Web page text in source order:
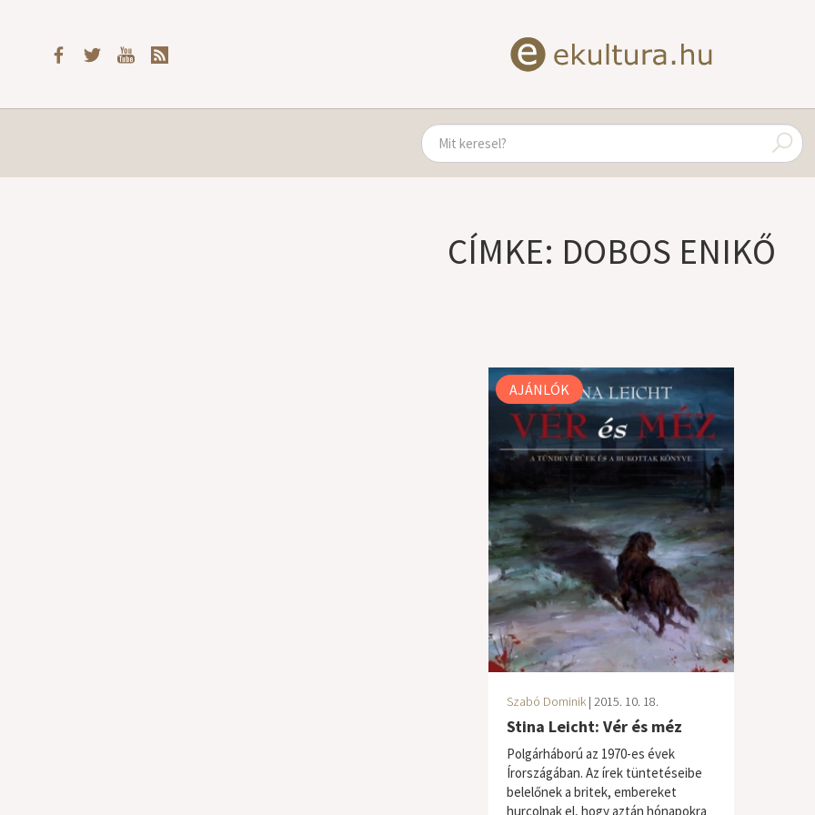
CÍMKE: DOBOS ENIKŐ
AJÁNLÓK
Szabó Dominik | 2015. 10. 18.
Stina Leicht: Vér és méz
Polgárháború az 1970-es évek
Írországában. Az írek tüntetéseibe
belelőnek a britek, embereket
hurcolnak el, hogy aztán hónapokra